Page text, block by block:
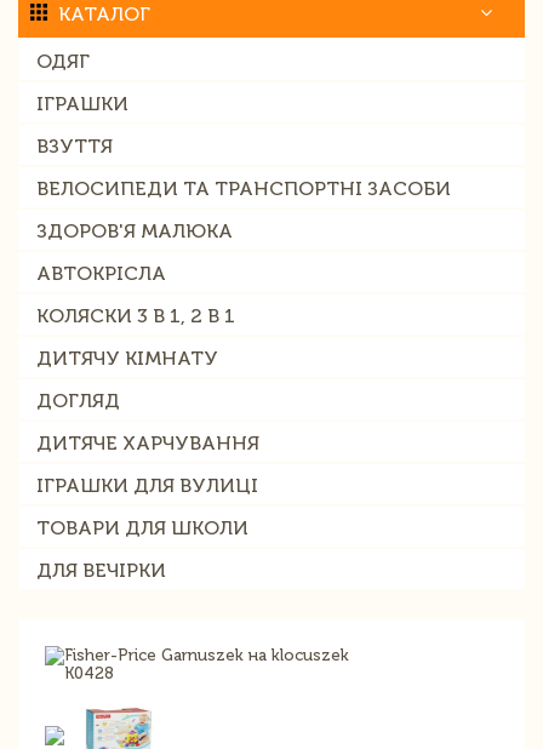
КАТАЛОГ
ОДЯГ
ІГРАШКИ
ВЗУТТЯ
ВЕЛОСИПЕДИ ТА ТРАНСПОРТНІ ЗАСОБИ
ЗДОРОВ'Я МАЛЮКА
АВТОКРІСЛА
КОЛЯСКИ 3 В 1, 2 В 1
ДИТЯЧУ КІМНАТУ
ДОГЛЯД
ДИТЯЧЕ ХАРЧУВАННЯ
ІГРАШКИ ДЛЯ ВУЛИЦІ
ТОВАРИ ДЛЯ ШКОЛИ
ДЛЯ ВЕЧІРКИ